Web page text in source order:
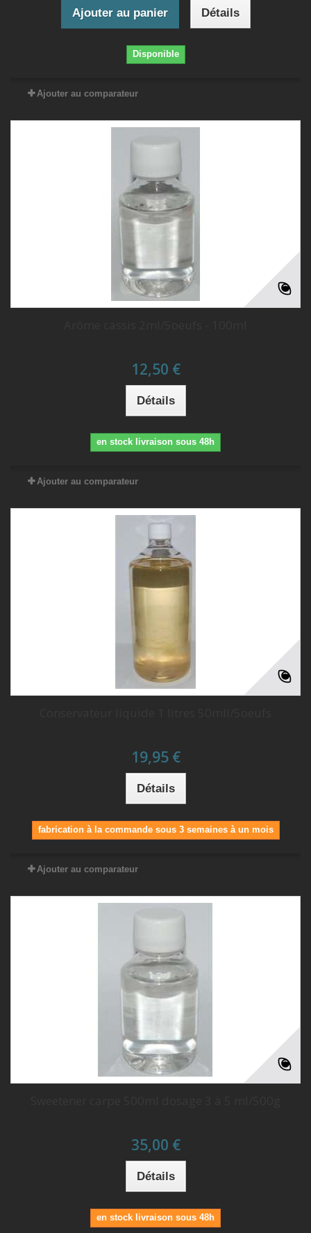
Ajouter au panier Détails
Disponible
Ajouter au comparateur
12,50 €
Détails
en stock livraison sous 48h
Ajouter au comparateur
19,95 €
Détails
fabrication à la commande sous 3 semaines à un mois
Ajouter au comparateur
35,00 €
Détails
en stock livraison sous 48h